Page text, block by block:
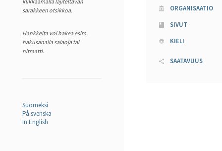
sarakkeen otsikkoa.
Hankkeita voi hakea esim.
hakusanalla salaoja tai
nitraatti.
Suomeksi
På svenska
In English
ORGANISAATIO
SIVUT
KIELI
SAATAVUUS